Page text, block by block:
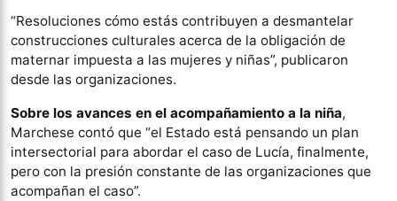
“Resoluciones cómo estás contribuyen a desmantelar
construcciones culturales acerca de la obligación de
maternar impuesta a las mujeres y niñas”, publicaron
desde las organizaciones.
Sobre los avances en el acompañamiento a la niña,
Marchese contó que “el Estado está pensando un plan
intersectorial para abordar el caso de Lucía, finalmente,
pero con la presión constante de las organizaciones que
acompañan el caso”.